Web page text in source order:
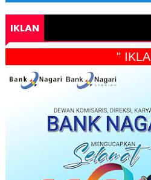
IKLAN